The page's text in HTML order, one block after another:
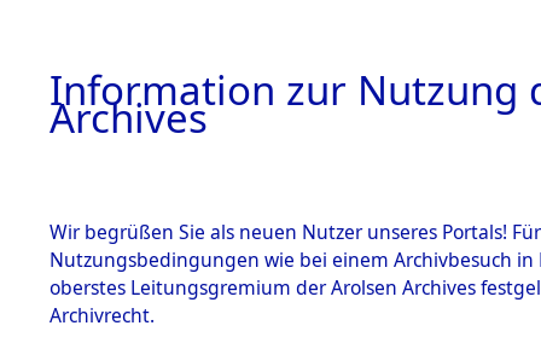
Information zur Nutzung
Archives
Wir begrüßen Sie als neuen Nutzer unseres Portals!
Nutzungsbedingungen wie bei einem Archivbesuch
oberstes Leitungsgremium der Arolsen Archives
Archivrecht.